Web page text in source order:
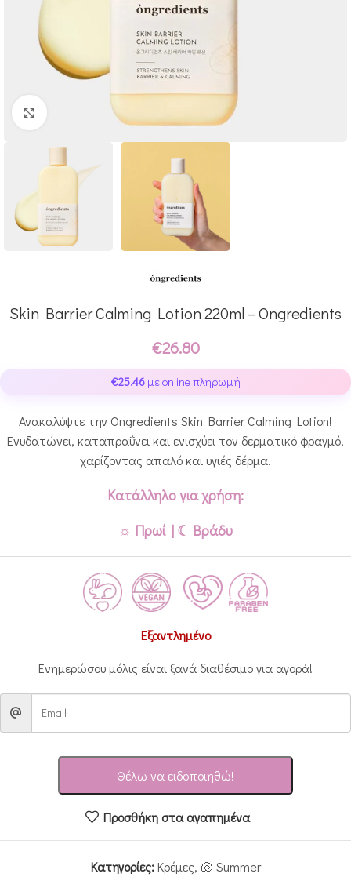
Click to enlarge
Skin Barrier Calming Lotion 220ml – Ongredients
€26.80
€25.46με online πληρωμή
Ανακαλύψτε την Ongredients Skin Barrier Calming Lotion!
Ενυδατώνει, καταπραΰνει και ενισχύει τον δερματικό φραγμό,
χαρίζοντας απαλό και υγιές δέρμα.
Κατάλληλo για χρήση:
☼ Πρωί | ☾ Βράδυ
Εξαντλημένο
Ενημερώσου μόλις είναι ξανά διαθέσιμο για αγορά!
Θέλω να ειδοποιηθώ!
Προσθήκη στα αγαπημένα
Κατηγορίες: Κρέμες, 🐚 Summer